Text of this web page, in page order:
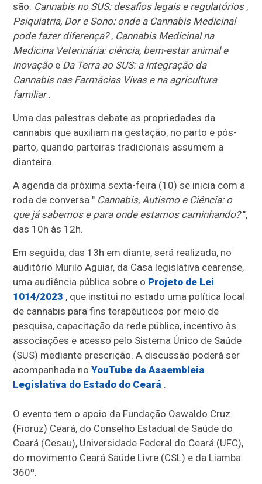
são: Cannabis no SUS: desafios legais e regulatórios,
Psiquiatria, Dor e Sono: onde a Cannabis Medicinal
pode fazer diferença?, Cannabis Medicinal na
Medicina Veterinária: ciência, bem-estar animal e
inovaçãoe Da Terra ao SUS: a integração da
Cannabis nas Farmácias Vivas e na agricultura
familiar.
Uma das palestras debate as propriedades da
cannabis que auxiliam na gestação, no parto e pós-
parto, quando parteiras tradicionais assumem a
dianteira.
A agenda da próxima sexta-feira (10) se inicia com a
roda de conversa " Cannabis, Autismo e Ciência: o
que já sabemos e para onde estamos caminhando?",
das 10h às 12h.
Em seguida, das 13h em diante, será realizada, no
auditório Murilo Aguiar, da Casa legislativa cearense,
uma audiência pública sobre o Projeto de Lei
1014/2023 , que institui no estado uma política local
de cannabis para fins terapêuticos por meio de
pesquisa, capacitação da rede pública, incentivo às
associações e acesso pelo Sistema Único de Saúde
(SUS) mediante prescrição. A discussão poderá ser
acompanhada noYouTube da Assembleia
Legislativa do Estado do Ceará .
O evento tem o apoio da Fundação Oswaldo Cruz
(Fioruz) Ceará, do Conselho Estadual de Saúde do
Ceará (Cesau), Universidade Federal do Ceará (UFC),
do movimento Ceará Saúde Livre (CSL) e da Liamba
360º.